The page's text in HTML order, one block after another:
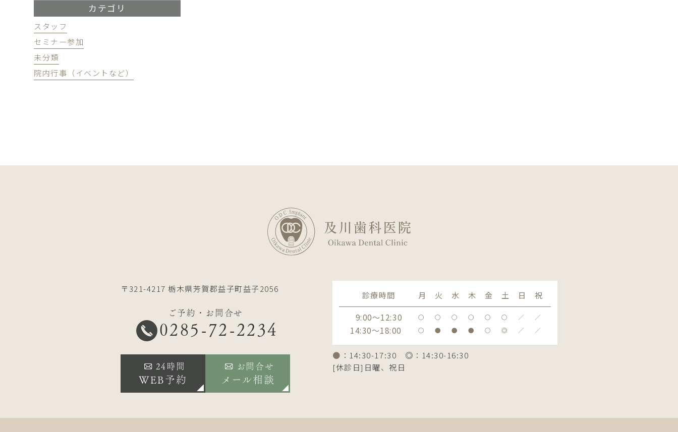
カテゴリ
スタッフ
セミナー参加
未分類
院内行事（イベントなど）
〒321-4217 栃木県芳賀郡益子町益子2056
ご予約・お問合せ
0285-72-2234
24時間
WEB予約
お問合せ
メール相談
診療時間 月 火 水 木 金 土 日
祝
9:00～12:30
〇 〇 〇 〇 〇 〇 ／ ／
14:30～18:00 〇 ● ● ● 〇 ◎ ／ ／
● ：14:30-17:30 ◎：14:30-16:30
[休診日]日曜、祝日